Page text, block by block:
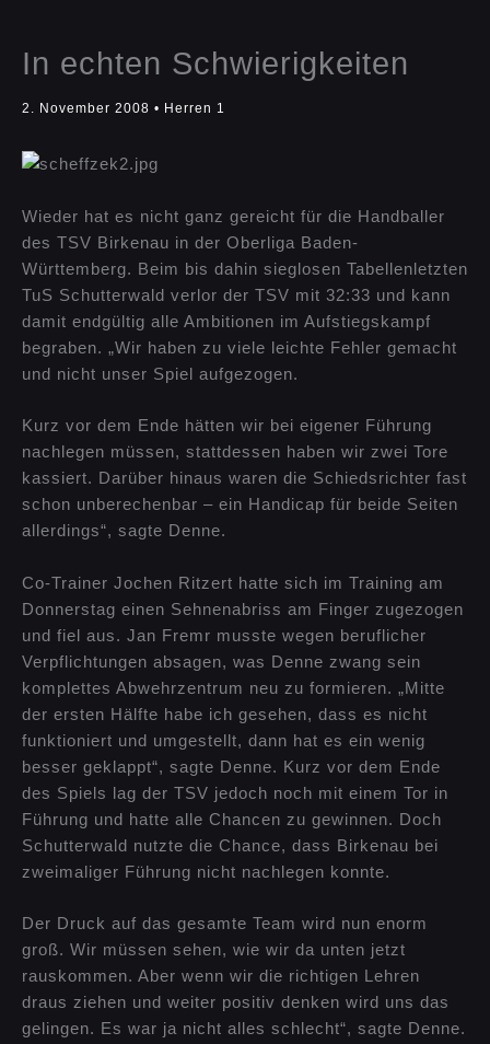
In echten Schwierigkeiten
2. November 2008 • Herren 1
Wieder hat es nicht ganz gereicht für die Handballer
des TSV Birkenau in der Oberliga Baden-
Württemberg. Beim bis dahin sieglosen Tabellenletzten
TuS Schutterwald verlor der TSV mit 32:33 und kann
damit endgültig alle Ambitionen im Aufstiegskampf
begraben. „Wir haben zu viele leichte Fehler gemacht
und nicht unser Spiel aufgezogen.
Kurz vor dem Ende hätten wir bei eigener Führung
nachlegen müssen, stattdessen haben wir zwei Tore
kassiert. Darüber hinaus waren die Schiedsrichter fast
schon unberechenbar – ein Handicap für beide Seiten
allerdings“, sagte Denne.
Co-Trainer Jochen Ritzert hatte sich im Training am
Donnerstag einen Sehnenabriss am Finger zugezogen
und fiel aus. Jan Fremr musste wegen beruflicher
Verpflichtungen absagen, was Denne zwang sein
komplettes Abwehrzentrum neu zu formieren. „Mitte
der ersten Hälfte habe ich gesehen, dass es nicht
funktioniert und umgestellt, dann hat es ein wenig
besser geklappt“, sagte Denne. Kurz vor dem Ende
des Spiels lag der TSV jedoch noch mit einem Tor in
Führung und hatte alle Chancen zu gewinnen. Doch
Schutterwald nutzte die Chance, dass Birkenau bei
zweimaliger Führung nicht nachlegen konnte.
Der Druck auf das gesamte Team wird nun enorm
groß. Wir müssen sehen, wie wir da unten jetzt
rauskommen. Aber wenn wir die richtigen Lehren
draus ziehen und weiter positiv denken wird uns das
gelingen. Es war ja nicht alles schlecht“, sagte Denne.